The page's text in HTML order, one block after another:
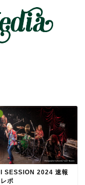
SESSION 2024 速報
ポ